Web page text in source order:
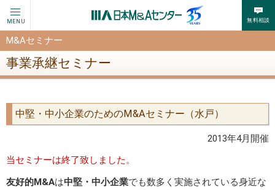
MENU 無料相談
M&Aセミナー
事業承継セミナー
中堅・中小企業のためのM&Aセミナー（水戸）
2013年4月開催
当セミナーは終了致しました。
友好的M&Aは中堅・中小企業でも数多く実施されている身近な